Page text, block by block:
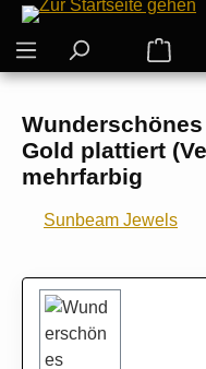
Zum Hauptinhalt springen
Gold plattiert
mehrfarbig
Sunbeam Jewels
Bildergalerie